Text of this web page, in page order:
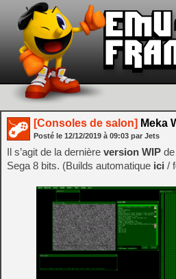
[Consoles de salon] Meka
Posté le 12/12/2019 à 09:03 par Jets
Il s’agit de la dernière version WIP
Sega 8 bits. (Builds automatique ici /